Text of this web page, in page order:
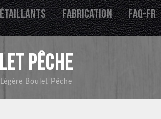
FABRICATION FAQ-FR
PÊCHE
Boulet Pêche